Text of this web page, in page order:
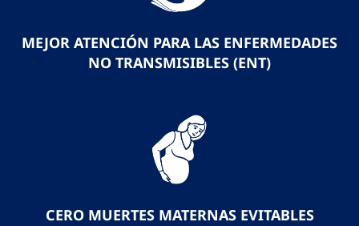
MEJOR ATENCIÓN PARA LAS ENFERMEDADES
NO TRANSMISIBLES (ENT)
CERO MUERTES MATERNAS EVITABLES